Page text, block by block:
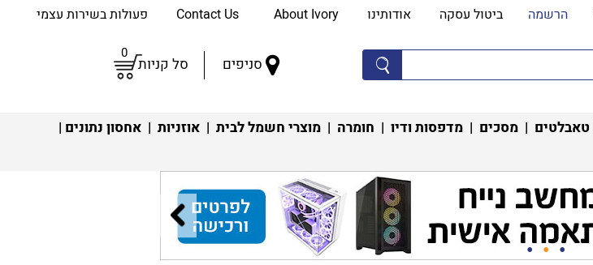
הרשמה ביטול עסקה אודותינו About Ivory פעולות בשירות עצמי
סניפים סל קניות
0
טאבלטים | מסכים | מדפסות ודיו | חומרה | מוצרי חשמל לבית | אוזניות | אחסון נתונים |